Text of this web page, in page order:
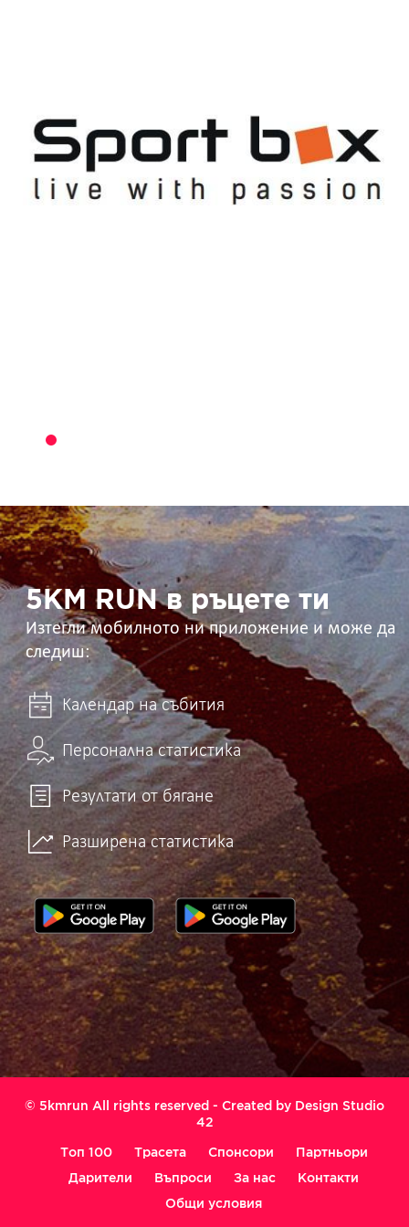
5KM
RUN
в
ръцете
ти 5KM RUN в ръцете ти
Изтегли мобилното ни приложение и може да
следиш:
Календар на събития
Персонална статистика
Резултати от бягане
Разширена статистика
© 5kmrun All rights reserved - Created by Design Studio
42
Топ 100 Трасета Спонсори
Партньори
Дарители
Въпроси За нас
Контакти
Общи условия